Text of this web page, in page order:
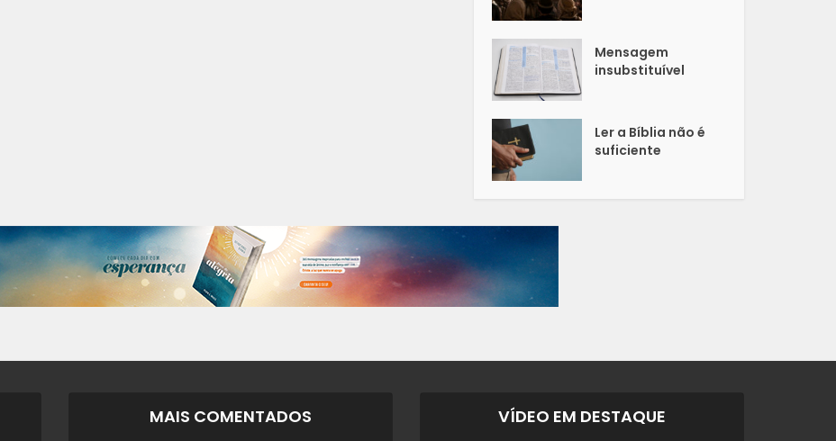
Mensagem
insubstituível
Ler a Bíblia não é
suficiente
MAIS COMENTADOS VÍDEO EM DESTAQUE